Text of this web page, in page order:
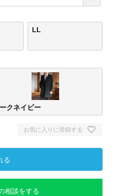
)
LL
クネイビー
お気に入りに登録する
る
相談をする